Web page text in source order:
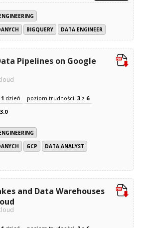
BIGQUERY DATA ENGINEER
Pipelines on Google
1 dzień poziom trudności: 3z 6
3.0
GCP
DATA ANALYST
and Data Warehouses